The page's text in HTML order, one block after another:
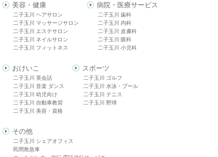
美容・健康
二子玉川 ヘアサロン
二子玉川 マッサージサロン
二子玉川 エステサロン
二子玉川 ネイルサロン
二子玉川 フィットネス
病院・医療サービス
二子玉川 歯科
二子玉川 内科
二子玉川 皮膚科
二子玉川 眼科
二子玉川 小児科
おけいこ
二子玉川 英会話
二子玉川 音楽 ダンス
二子玉川 幼児向け
二子玉川 自動車教習
二子玉川 美容・資格
スポーツ
二子玉川 ゴルフ
二子玉川 水泳・プール
二子玉川 テニス
二子玉川 野球
その他
二子玉川 シェアオフィス
民間救急車